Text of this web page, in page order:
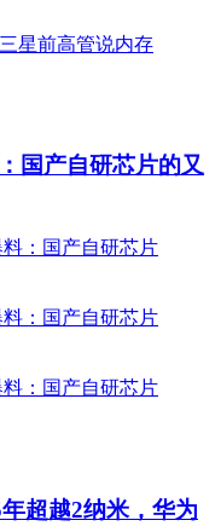
国产自研芯片的又
超越2纳米，华为